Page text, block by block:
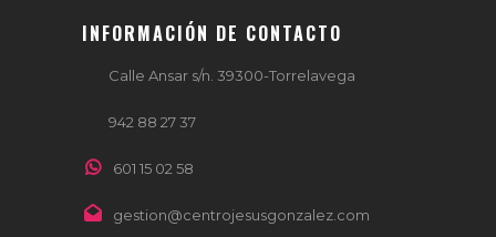
INFORMACIÓN DE CONTACTO
Calle Ansar s/n. 39300-Torrelavega
942 88 27 37
601 15 02 58
gestion@centrojesusgonzalez.com